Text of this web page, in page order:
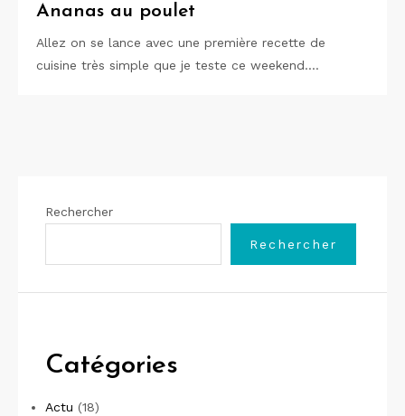
Ananas au poulet
Allez on se lance avec une première recette de
cuisine très simple que je teste ce weekend.…
Rechercher
Rechercher
Catégories
Actu (18)